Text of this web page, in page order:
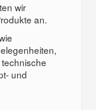
wir
an.
und